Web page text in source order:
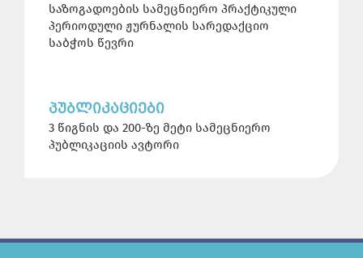
საზოგადოების სამეცნიერო პრაქტიკული
პერიოდული ჟურნალის სარედაქციო
საბჭოს წევრი
ᲞᲣᲑᲚᲘᲙᲐᲪᲘᲔᲑᲘ
3 წიგნის და 200-ზე მეტი სამეცნიერო
პუბლიკაციის ავტორი